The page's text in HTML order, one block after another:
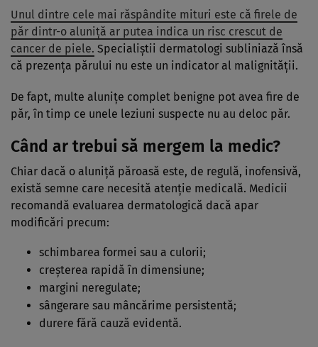
Unul dintre cele mai răspândite mituri este că firele de
păr dintr-o aluniță ar putea indica un risc crescut de
cancer de piele. Specialiștii dermatologi subliniază însă
că prezența părului nu este un indicator al malignității.
De fapt, multe alunițe complet benigne pot avea fire de
păr, în timp ce unele leziuni suspecte nu au deloc păr.
Când ar trebui să mergem la medic?
Chiar dacă o aluniță păroasă este, de regulă, inofensivă,
există semne care necesită atenție medicală. Medicii
recomandă evaluarea dermatologică dacă apar
modificări precum:
schimbarea formei sau a culorii;
creșterea rapidă în dimensiune;
margini neregulate;
sângerare sau mâncărime persistentă;
durere fără cauză evidentă.